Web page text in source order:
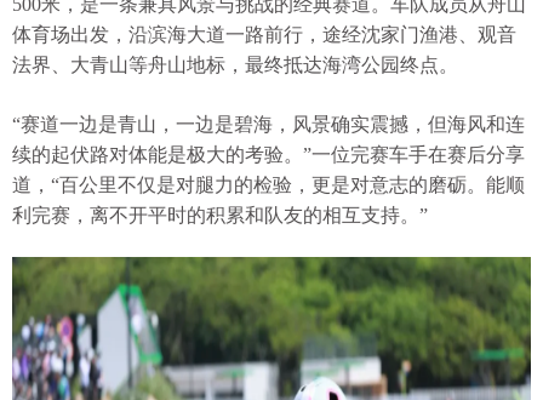
500米，是一条兼具风景与挑战的经典赛道。车队成员从舟山
体育场出发，沿滨海大道一路前行，途经沈家门渔港、观音
法界、大青山等舟山地标，最终抵达海湾公园终点。
“赛道一边是青山，一边是碧海，风景确实震撼，但海风和连
续的起伏路对体能是极大的考验。”一位完赛车手在赛后分享
道，“百公里不仅是对腿力的检验，更是对意志的磨砺。能顺
利完赛，离不开平时的积累和队友的相互支持。”